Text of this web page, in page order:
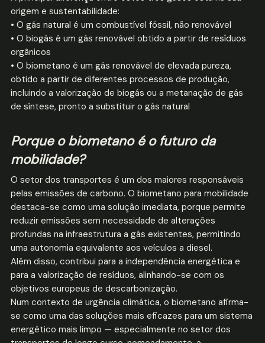
origem e sustentabilidade:
• O gás natural é um combustível fóssil, não renovável
• O biogás é um gás renovável obtido a partir de resíduos
orgânicos
• O biometano é um gás renovável de elevada pureza,
obtido a partir de diferentes processos de produção,
incluindo a valorização de biogás ou a metanação de gás
de síntese, pronto a substituir o gás natural
Porque o biometano é o futuro da
mobilidade?
O setor dos transportes é um dos maiores responsáveis
pelas emissões de carbono. O biometano para mobilidade
destaca-se como uma solução imediata, porque permite
reduzir emissões sem necessidade de alterações
profundas na infraestrutura a gás existentes, permitindo
uma autonomia equivalente aos veículos a diesel.
Além disso, contribui para a independência energética e
para a valorização de resíduos, alinhando-se com os
objetivos europeus de descarbonização.
Num contexto de urgência climática, o biometano afirma-
se como uma das soluções mais eficazes para um sistema
energético mais limpo — especialmente no setor dos